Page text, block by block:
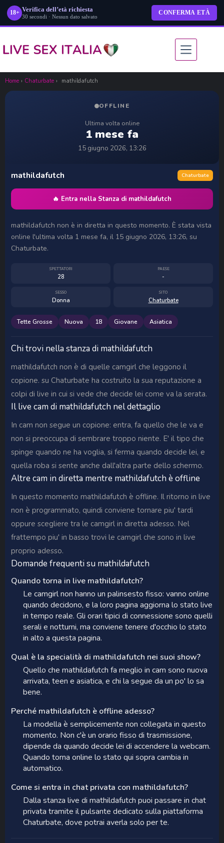
18+ Verifica dell’età richiesta
30 secondi · Nessun dato salvato
CONFERMA ETÀ
contenuto
Home › Chaturbate › mathildafutch
OFFLINE
Ultima volta online
1 mese fa
15 giugno 2026, 13:26
mathildafutch Chaturbate
🔥 Entra nella Stanza di mathildafutch
mathildafutch non è in diretta in questo momento. È stata vista
online l'ultima volta 1 mese fa, il 15 giugno 2026, 13:26, su
Chaturbate.
SPETTATORI
28
PAESE
-
SESSO
Donna
SITO
Chaturbate
Tette Grosse Nuova 18 Giovane Asiatica
Chi trovi nella stanza di mathildafutch
mathildafutch non è di quelle camgirl che leggono il
copione. su Chaturbate ha costruito la sua reputazione a
colpi di live in cui si vede che decide lei come va la serata.
Il live cam di mathildafutch nel dettaglio
In cam non segue un copione: entra, fa quello che le va e
non si preoccupa di sembrare troppo niente. E' il tipo che
spinge quando ne ha voglia, si ferma quando decide lei, e
quella roba si sente anche dall'altra parte dello schermo.
Altre cam in diretta mentre mathildafutch è offline
In questo momento mathildafutch è offline. Il ritorno in live
non è programmato, quindi conviene tornare piu' tardi
oppure scegliere tra le camgirl in diretta adesso. Nel
frattempo piu' in basso trovi le camgirl che sono in live
proprio adesso.
Domande frequenti su mathildafutch
Quando torna in live mathildafutch?
Le camgirl non hanno un palinsesto fisso: vanno online
quando decidono, e la loro pagina aggiorna lo stato live
in tempo reale. Gli orari tipici di connessione sono quelli
serali e notturni, ma conviene tenere d'occhio lo stato
in alto a questa pagina.
Qual è la specialità di mathildafutch nei suoi show?
Quello che mathildafutch fa meglio in cam sono nuova
arrivata, teen e asiatica, e chi la segue da un po' lo sa
bene.
Perché mathildafutch è offline adesso?
La modella è semplicemente non collegata in questo
momento. Non c'è un orario fisso di trasmissione,
dipende da quando decide lei di accendere la webcam.
Quando torna online lo stato qui sopra cambia in
automatico.
Come si entra in chat privata con mathildafutch?
Dalla stanza live di mathildafutch puoi passare in chat
privata tramite il pulsante dedicato sulla piattaforma
Chaturbate, dove potrai averla solo per te.